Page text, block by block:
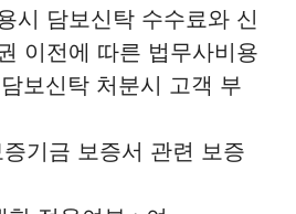
시 담보신탁 수수료와 신
이전에 따른 법무사비용
보신탁 처분시 고객 부
기금 보증서 관련 보증